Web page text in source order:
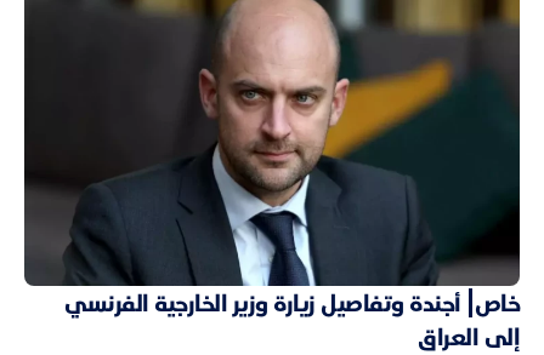
خاص| أجندة وتفاصيل زيارة وزير الخارجية الفرنسي
إلى العراق